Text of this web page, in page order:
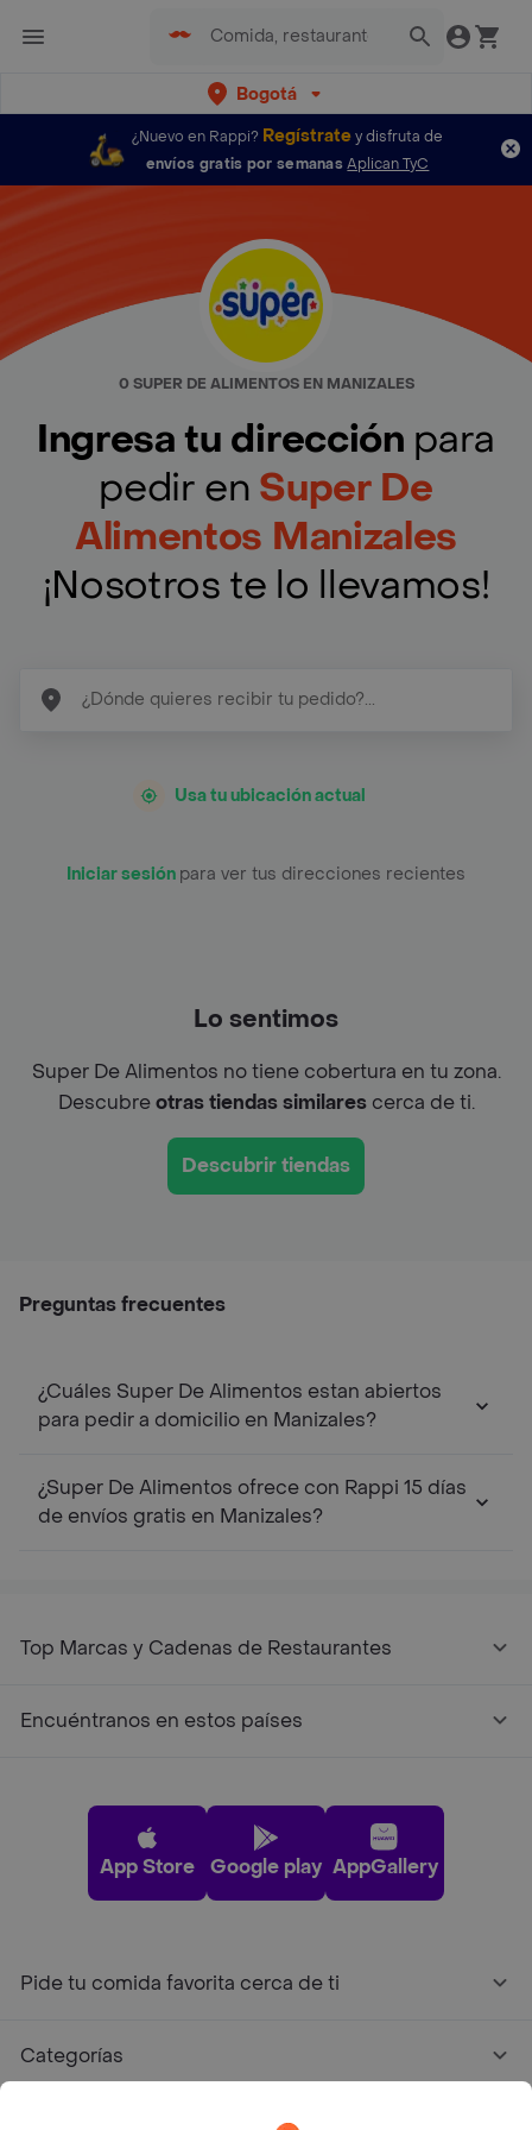
Bogotá
¿Nuevo en Rappi? Regístratey disfruta de
envíos gratis por semanas Aplican TyC
0 SUPER DE ALIMENTOS EN MANIZALES
Ingresa tu dirección para
pedir en Super De
Alimentos Manizales
¡Nosotros te lo llevamos!
Usa tu ubicación actual
Iniciar sesión para ver tus direcciones recientes
Lo sentimos
Super De Alimentos no tiene cobertura en tu zona.
Descubreotras tiendas similarescerca de ti.
Descubrir tiendas
Preguntas frecuentes
¿Cuáles Super De Alimentos estan abiertos
para pedir a domicilio en Manizales?
¿Super De Alimentos ofrece con Rappi 15 días
de envíos gratis en Manizales?
Top Marcas y Cadenas de Restaurantes
Encuéntranos en estos países
App Store Google play AppGallery
Pide tu comida favorita cerca de ti
Categorías